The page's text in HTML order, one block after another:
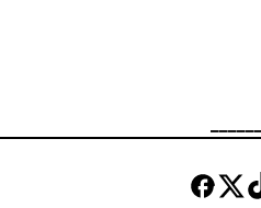
onde vende
por ela para
dos filmes,